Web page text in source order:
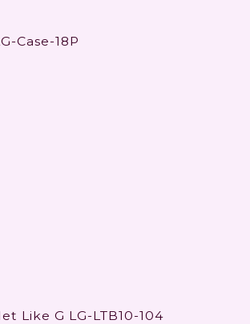
Case-18P
Like G LG-LTB10-104